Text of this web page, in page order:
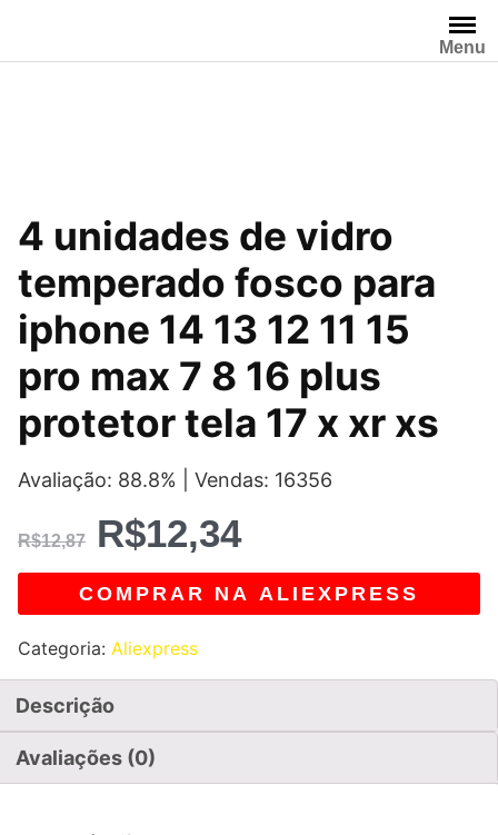
o
Menu
4 unidades de vidro
temperado fosco para
iphone 14 13 12 11 15
pro max 7 8 16 plus
protetor tela 17 x xr xs
Avaliação: 88.8% | Vendas: 16356
R$12,87
O
preço
original
era:
R$12,87.
R$12,34
O
preço
atual
é:
R$12,34.
COMPRAR NA ALIEXPRESS
Categoria: Aliexpress
Descrição
Avaliações (0)